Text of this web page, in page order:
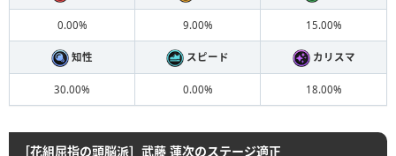
0.00% 9.00% 15.00%
知性 スピード カリスマ
30.00% 0.00% 18.00%
［花組屈指の頭脳派］武藤 蓮次のステージ適正